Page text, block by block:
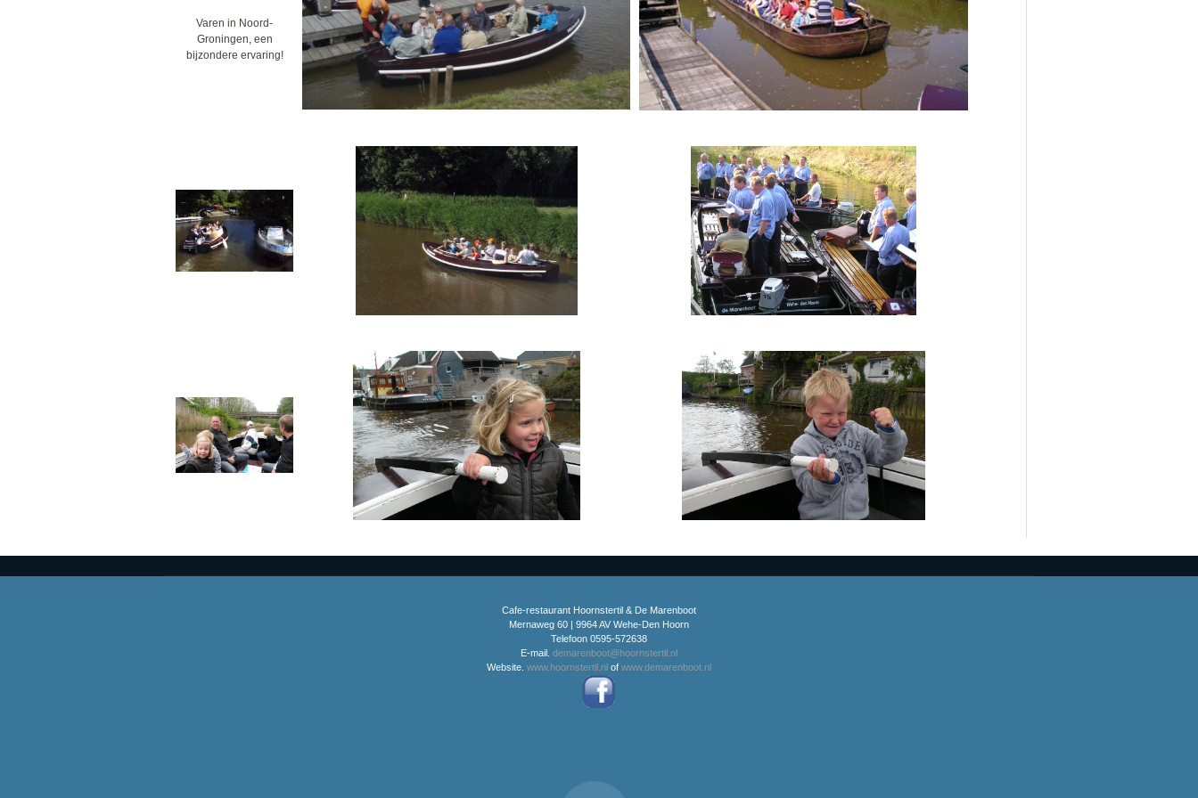
Varen in Noord-
Groningen, een
bijzondere ervaring!
Cafe-restaurant Hoornstertil & De Marenboot
Mernaweg 60 | 9964 AV Wehe-Den Hoorn
Telefoon 0595-572638
E-mail. demarenboot@hoornstertil.nl
Website. www.hoornstertil.nl of www.demarenboot.nl